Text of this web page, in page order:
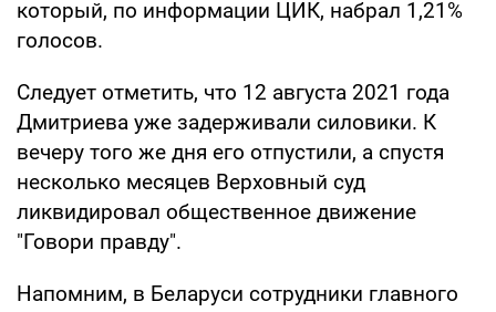
который, по информации ЦИК, набрал 1,21%
голосов.
Следует отметить, что 12 августа 2021 года
Дмитриева уже задерживали силовики. К
вечеру того же дня его отпустили, а спустя
несколько месяцев Верховный суд
ликвидировал общественное движение
"Говори правду".
Напомним, в Беларуси сотрудники главного